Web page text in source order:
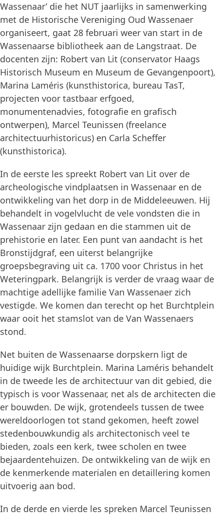
Wassenaar’ die het NUT jaarlijks in samenwerking
met de Historische Vereniging Oud Wassenaer
organiseert, gaat 28 februari weer van start in de
Wassenaarse bibliotheek aan de Langstraat. De
docenten zijn: Robert van Lit (conservator Haags
Historisch Museum en Museum de Gevangenpoort),
Marina Laméris (kunsthistorica, bureau TasT,
projecten voor tastbaar erfgoed,
monumentenadvies, fotografie en grafisch
ontwerpen), Marcel Teunissen (freelance
architectuurhistoricus) en Carla Scheffer
(kunsthistorica).
In de eerste les spreekt Robert van Lit over de
archeologische vindplaatsen in Wassenaar en de
ontwikkeling van het dorp in de Middeleeuwen. Hij
behandelt in vogelvlucht de vele vondsten die in
Wassenaar zijn gedaan en die stammen uit de
prehistorie en later. Een punt van aandacht is het
Bronstijdgraf, een uiterst belangrijke
groepsbegraving uit ca. 1700 voor Christus in het
Weteringpark. Belangrijk is verder de vraag waar de
machtige adellijke familie Van Wassenaer zich
vestigde. We komen dan terecht op het Burchtplein
waar ooit het stamslot van de Van Wassenaers
stond.
Net buiten de Wassenaarse dorpskern ligt de
huidige wijk Burchtplein. Marina Laméris behandelt
in de tweede les de architectuur van dit gebied, die
typisch is voor Wassenaar, net als de architecten die
er bouwden. De wijk, grotendeels tussen de twee
wereldoorlogen tot stand gekomen, heeft zowel
stedenbouwkundig als architectonisch veel te
bieden, zoals een kerk, twee scholen en twee
bejaardentehuizen. De ontwikkeling van de wijk en
de kenmerkende materialen en detaillering komen
uitvoerig aan bod.
In de derde en vierde les spreken Marcel Teunissen